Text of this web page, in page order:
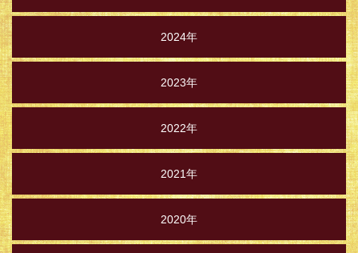
2024年
2023年
2022年
2021年
2020年